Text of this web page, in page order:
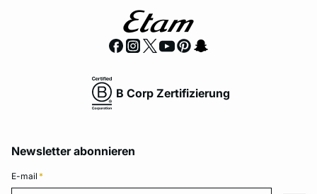
B Corp Zertifizierung
Newsletter abonnieren
E-mail *